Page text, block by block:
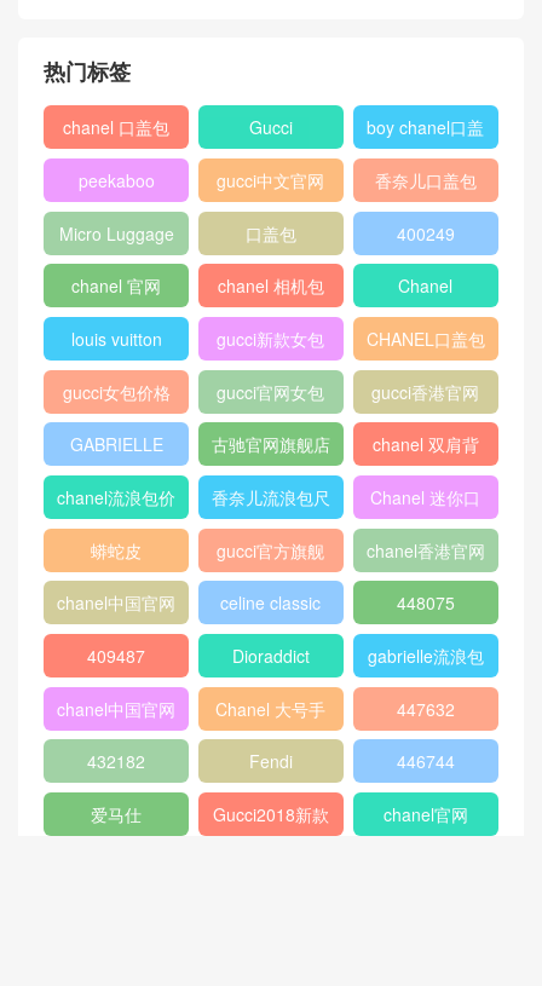
热门标签
chanel 口盖包 Gucci
boy chanel口盖
包
peekaboo gucci中文官网
香奈儿口盖包
2018
Micro Luggage 口盖包 400249
chanel 官网 chanel 相机包 Chanel
louis vuitton gucci新款女包 CHANEL口盖包
gucci女包价格 gucci官网女包 gucci香港官网
GABRIELLE 古驰官网旗舰店
chanel 双肩背
包
chanel流浪包价
格
香奈儿流浪包尺
寸
Chanel 迷你口
盖包
蟒蛇皮
gucci官方旗舰
店
chanel香港官网
chanel中国官网
celine classic
box
448075
409487 Dioraddict gabrielle流浪包
chanel中国官网
包
Chanel 大号手
提包
447632
432182 Fendi 446744
爱马仕
Gucci2018新款
chanel官网